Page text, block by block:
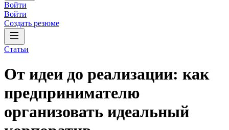
Войти
Войти
Создать резюме
Статьи
От идеи до реализации: как
предпринимателю
организовать идеальный